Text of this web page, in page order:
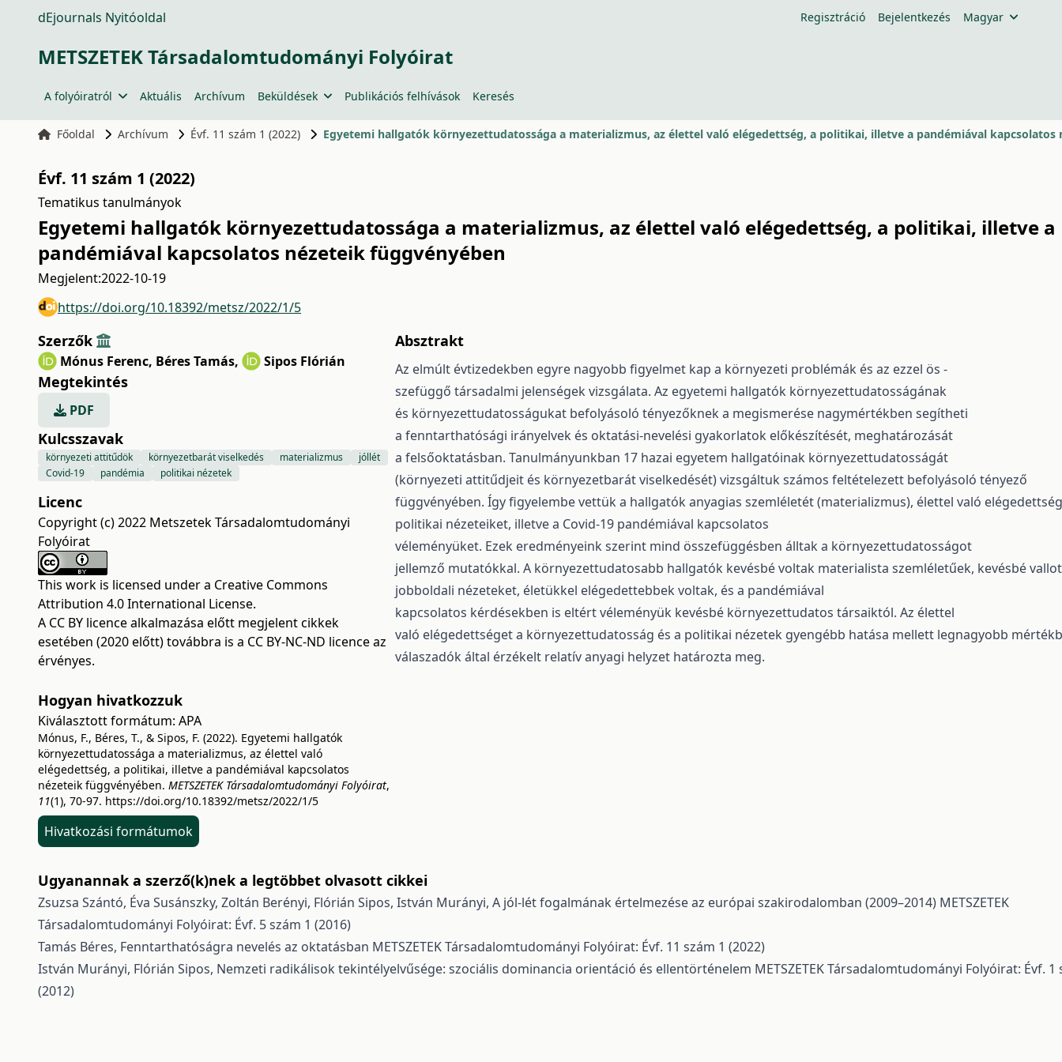
dEjournals Nyitóoldal Regisztráció Bejelentkezés Magyar
METSZETEK Társadalomtudományi Folyóirat
A folyóiratról Aktuális Archívum Beküldések Publikációs felhívások Keresés
Főoldal Archívum Évf. 11 szám 1 (2022)
Évf. 11 szám 1 (2022)
Tematikus tanulmányok
Egyetemi hallgatók környezettudatossága a materializmus, az élettel való elégedettség, a politikai, illetve a
pandémiával kapcsolatos nézeteik függvényében
Megjelent:2022-10-19
https://doi.org/10.18392/metsz/2022/1/5
Szerzők
Mónus Ferenc, Béres Tamás, Sipos Flórián
Megtekintés
PDF
Kulcsszavak
környezeti attitűdök környezetbarát viselkedés materializmus
jóllét
Covid-19
pandémia politikai nézetek
Licenc
Copyright (c) 2022 Metszetek Társadalomtudományi
Folyóirat
This work is licensed under a Creative Commons
Attribution 4.0 International License.
A CC BY licence alkalmazása előtt megjelent cikkek
esetében (2020 előtt) továbbra is a CC BY-NC-ND licence az
érvényes.
Hogyan hivatkozzuk
Kiválasztott formátum: APA
Mónus, F., Béres, T., & Sipos, F. (2022). Egyetemi hallgatók
környezettudatossága a materializmus, az élettel való
elégedettség, a politikai, illetve a pandémiával kapcsolatos
nézeteik függvényében. METSZETEK Társadalomtudományi Folyóirat,
11(1), 70-97. https://doi.org/10.18392/metsz/2022/1/5
Hivatkozási formátumok
Absztrakt
Az elmúlt évtizedekben egyre nagyobb figyelmet kap a környezeti problémák és az ezzel ös -
szefüggő társadalmi jelenségek vizsgálata. Az egyetemi hallgatók környezettudatosságának
és környezettudatosságukat befolyásoló tényezőknek a megismerése nagymértékben segítheti
a fenntarthatósági irányelvek és oktatási-nevelési gyakorlatok előkészítését, meghatározását
a felsőoktatásban. Tanulmányunkban 17 hazai egyetem hallgatóinak környezettudatosságát
(környezeti attitűdjeit és környezetbarát viselkedését) vizsgáltuk számos feltételezett befolyásoló tényező
függvényében. Így figyelembe vettük a hallgatók anyagias szemléletét (materializmus), élettel való
politikai nézeteiket, illetve a Covid-19 pandémiával kapcsolatos
véleményüket. Ezek eredményeink szerint mind összefüggésben álltak a környezettudatosságot
jellemző mutatókkal. A környezettudatosabb hallgatók kevésbé voltak materialista szemléletűek, kevésbé
jobboldali nézeteket, életükkel elégedettebbek voltak, és a pandémiával
kapcsolatos kérdésekben is eltért véleményük kevésbé környezettudatos társaiktól. Az élettel
való elégedettséget a környezettudatosság és a politikai nézetek gyengébb hatása mellett legnagyobb
válaszadók által érzékelt relatív anyagi helyzet határozta meg.
Ugyanannak a szerző(k)nek a legtöbbet olvasott cikkei
Zsuzsa Szántó, Éva Susánszky, Zoltán Berényi, Flórián Sipos, István Murányi, A jól-lét fogalmának értelmezése az európai szakirodalomban (2009–2014) METSZETEK
Társadalomtudományi Folyóirat: Évf. 5 szám 1 (2016)
Tamás Béres, Fenntarthatóságra nevelés az oktatásban METSZETEK Társadalomtudományi Folyóirat: Évf. 11 szám 1 (2022)
István Murányi, Flórián Sipos, Nemzeti radikálisok tekintélyelvűsége: szociális dominancia orientáció és ellentörténelem METSZETEK Társadalomtudományi Folyóirat: Évf. 1
(2012)